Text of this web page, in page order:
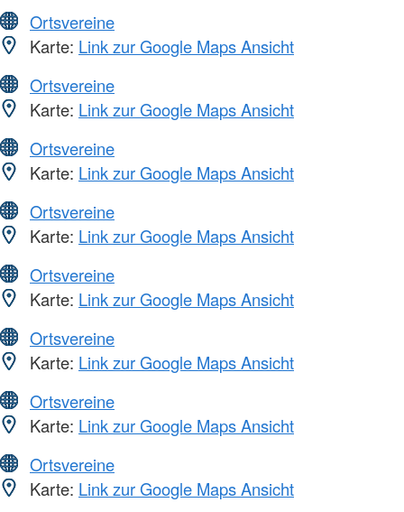
Ortsvereine
Karte: Link zur Google Maps Ansicht
Ortsvereine
Karte: Link zur Google Maps Ansicht
Ortsvereine
Karte: Link zur Google Maps Ansicht
Ortsvereine
Karte: Link zur Google Maps Ansicht
Ortsvereine
Karte: Link zur Google Maps Ansicht
Ortsvereine
Karte: Link zur Google Maps Ansicht
Ortsvereine
Karte: Link zur Google Maps Ansicht
Ortsvereine
Karte: Link zur Google Maps Ansicht